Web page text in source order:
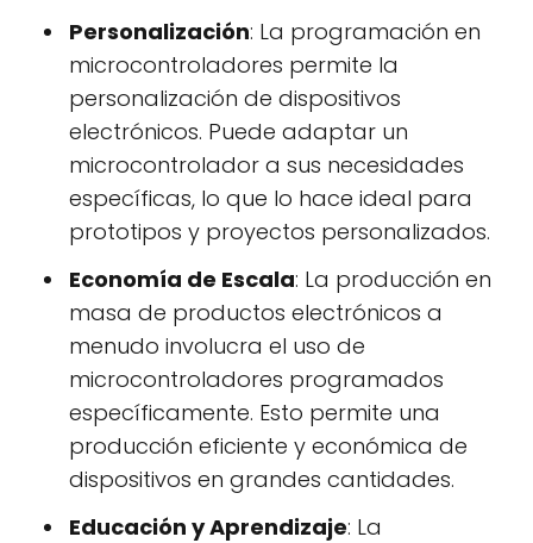
Personalización: La programación en
microcontroladores permite la
personalización de dispositivos
electrónicos. Puede adaptar un
microcontrolador a sus necesidades
específicas, lo que lo hace ideal para
prototipos y proyectos personalizados.
Economía de Escala: La producción en
masa de productos electrónicos a
menudo involucra el uso de
microcontroladores programados
específicamente. Esto permite una
producción eficiente y económica de
dispositivos en grandes cantidades.
Educación y Aprendizaje: La